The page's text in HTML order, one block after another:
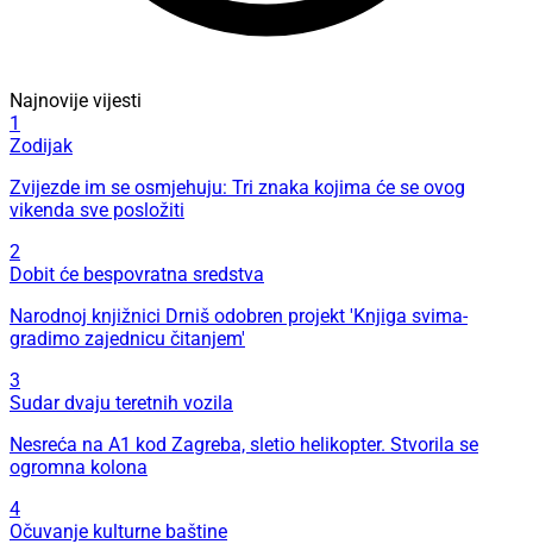
Najnovije vijesti
1
Zodijak
Zvijezde im se osmjehuju: Tri znaka kojima će se ovog
vikenda sve posložiti
2
Dobit će bespovratna sredstva
Narodnoj knjižnici Drniš odobren projekt 'Knjiga svima-
gradimo zajednicu čitanjem'
3
Sudar dvaju teretnih vozila
Nesreća na A1 kod Zagreba, sletio helikopter. Stvorila se
ogromna kolona
4
Očuvanje kulturne baštine